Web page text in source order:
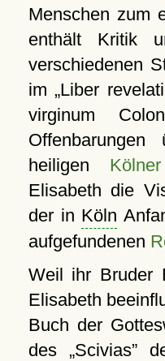
Menschen zum
enthält Kritik
verschiedenen
im Liber
virginum
heiligen
Elisabeth die
der in Köln
aufgefundenen
Weil ihr Bruder
Elisabeth
Buch der
des
Scivias